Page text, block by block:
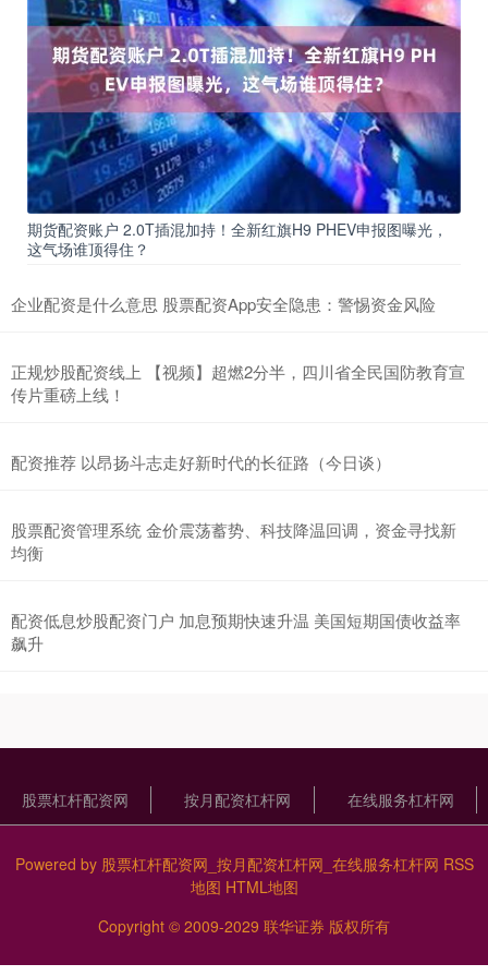
股票配资查询 一线家具品牌精一股份，助力企业升级办公空间
股票杠杆配资网 2024-10-26
一线家具品牌助力企业升级办公空间 在快节奏的现代商业环境中，企
业的办公空间不仅仅是员工工作的场所，更是展示企业文化、品牌
按月配资 风险释放合理：静待世纪华通企稳
在线服务杠杆网 2024-12-12
兴齐眼药2024年三季报显示，公司主营收入14.39亿元，同比上升
30.27%；归母净利润2.91亿元，同比上升59.4
股票杠杆配资网 2025-05-18
期货配资账户 2.0T插混加持！全新红旗H9 PHEV申报图曝光，
这气场谁顶得住？
企业配资是什么意思 股票配资App安全隐患：警惕资金风险
正规炒股配资线上 【视频】超燃2分半，四川省全民国防教育宣
传片重磅上线！
配资推荐 以昂扬斗志走好新时代的长征路（今日谈）
股票配资管理系统 金价震荡蓄势、科技降温回调，资金寻找新
均衡
配资低息炒股配资门户 加息预期快速升温 美国短期国债收益率
飙升
股票杠杆配资网 按月配资杠杆网 在线服务杠杆网
Powered by 股票杠杆配资网_按月配资杠杆网_在线服务杠杆网 RSS
地图 HTML地图
Copyright © 2009-2029 联华证券 版权所有